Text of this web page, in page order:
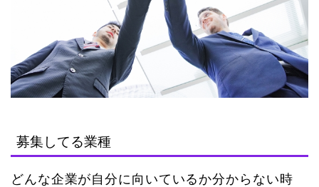
募集してる業種
どんな企業が自分に向いているか分からない時